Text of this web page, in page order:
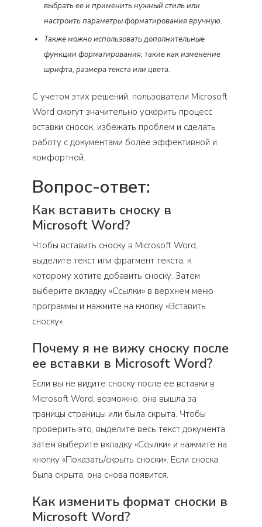
выбрать ее и применить нужный стиль или
настроить параметры форматирования вручную.
Также можно использовать дополнительные
функции форматирования, такие как изменение
шрифта, размера текста или цвета.
С учетом этих решений, пользователи Microsoft
Word смогут значительно ускорить процесс
вставки сносок, избежать проблем и сделать
работу с документами более эффективной и
комфортной.
Вопрос-ответ:
Как вставить сноску в
Microsoft Word?
Чтобы вставить сноску в Microsoft Word,
выделите текст или фрагмент текста, к
которому хотите добавить сноску. Затем
выберите вкладку «Ссылки» в верхнем меню
программы и нажмите на кнопку «Вставить
сноску».
Почему я не вижу сноску после
ее вставки в Microsoft Word?
Если вы не видите сноску после ее вставки в
Microsoft Word, возможно, она вышла за
границы страницы или была скрыта. Чтобы
проверить это, выделите весь текст документа,
затем выберите вкладку «Ссылки» и нажмите на
кнопку «Показать/скрыть сноски». Если сноска
была скрыта, она снова появится.
Как изменить формат сноски в
Microsoft Word?